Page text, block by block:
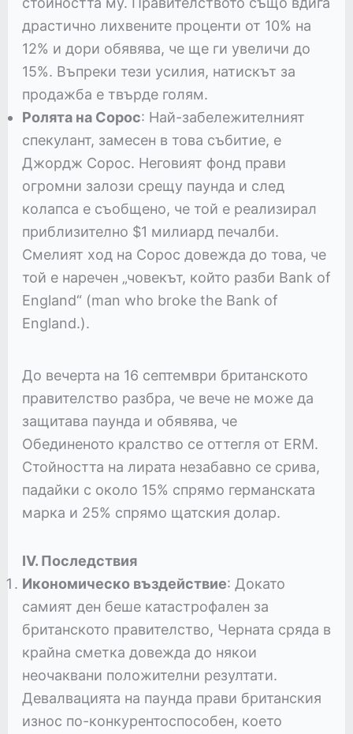
драстично лихвените проценти от 10% на
12% и дори обявява, че ще ги увеличи до
15%. Въпреки тези усилия, натискът за
продажба е твърде голям.
Ролята на Сорос: Най-забележителният
спекулант, замесен в това събитие, е
Джордж Сорос. Неговият фонд прави
огромни залози срещу паунда и след
колапса е съобщено, че той е реализирал
приблизително $1 милиард печалби.
Смелият ход на Сорос довежда до това, че
той е наречен „човекът, който разби Bank of
England“ (man who broke the Bank of
England.).
До вечерта на 16 септември британското
правителство разбра, че вече не може да
защитава паунда и обявява, че
Обединеното кралство се оттегля от ERM.
Стойността на лирата незабавно се срива,
падайки с около 15% спрямо германската
марка и 25% спрямо щатския долар.
IV. Последствия
Икономическо въздействие: Докато
самият ден беше катастрофален за
британското правителство, Черната сряда в
крайна сметка довежда до някои
неочаквани положителни резултати.
Девалвацията на паунда прави британския
износ по-конкурентоспособен, което